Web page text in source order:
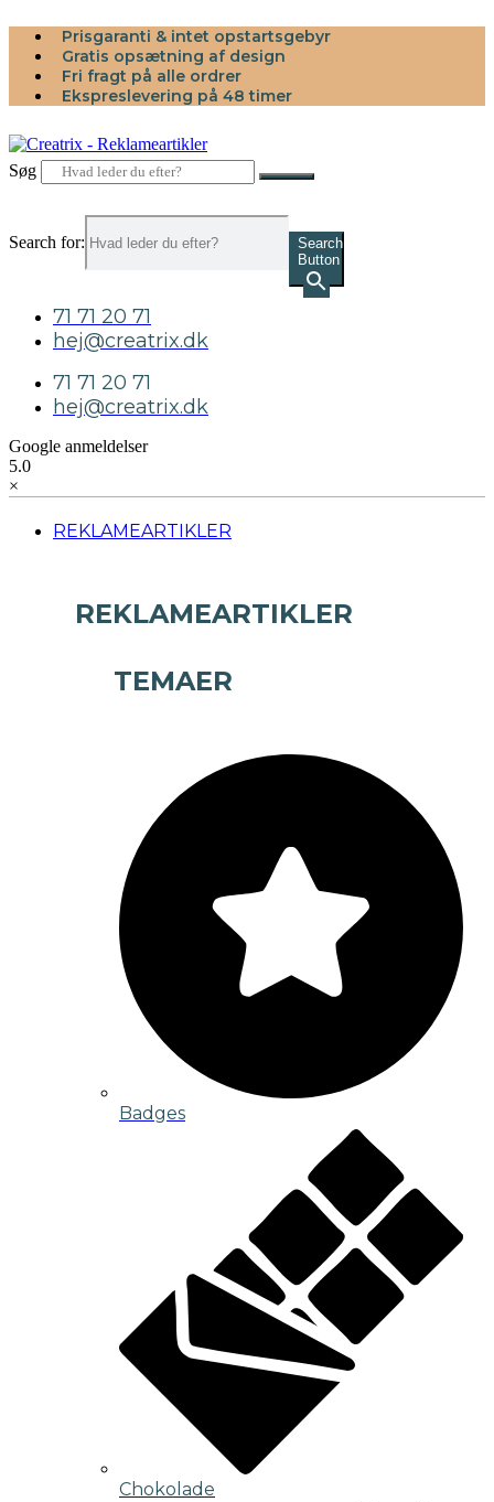
indhold
Prisgaranti & intet opstartsgebyr
Gratis opsætning af design
Fri fragt på alle ordrer
Ekspreslevering på 48 timer
Søg
Search for:
Search
Button
71 71 20 71
hej@creatrix.dk
71 71 20 71
hej@creatrix.dk
Google anmeldelser
5.0
×
REKLAMEARTIKLER
REKLAMEARTIKLER
TEMAER
Badges
Chokolade